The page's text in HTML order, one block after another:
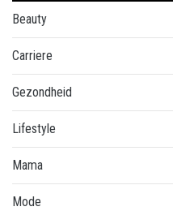
Beauty
Carriere
Gezondheid
Lifestyle
Mama
Mode